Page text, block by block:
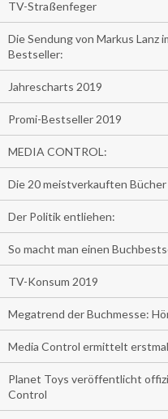
TV-Straßenfeger
Die Sendung von Markus Lanz
Bestseller:
Jahrescharts 2019
Promi-Bestseller 2019
MEDIA CONTROL:
Die 20 meistverkauften Bücher
Der Politik entliehen:
So macht man einen
TV-Konsum 2019
Megatrend der Buchmesse:
Media Control ermittelt
Planet Toys veröffentlicht
Control